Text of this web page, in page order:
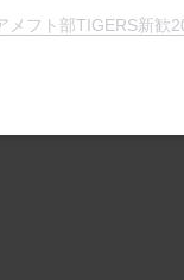
メフト部TIGERS新歓